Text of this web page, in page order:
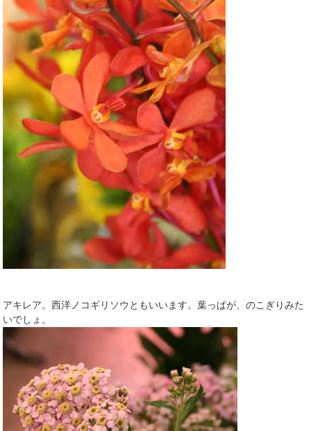
アキレア。西洋ノコギリソウともいいます。葉っぱが、のこぎりみた
いでしょ。